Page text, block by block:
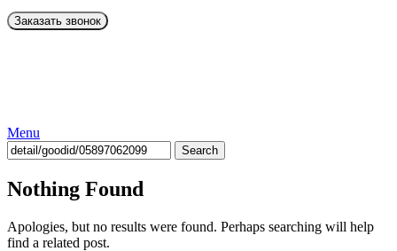
Menu
Search
Nothing Found
Apologies, but no results were found. Perhaps searching will help
find a related post.